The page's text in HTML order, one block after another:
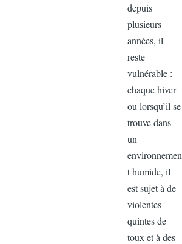
depuis
plusieurs
années, il
reste
vulnérable :
chaque
ou
trouve dans
t humide, il
est sujet à
violentes
quintes de
toux et à